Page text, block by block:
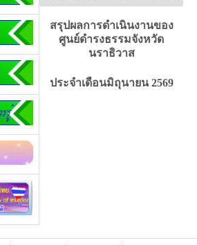
สรุปผลการดำเนินงานของ
ศูนย์ดำรงธรรมจังหวัด
นราธิวาส
ประจำเดือนมิถุนายน 2569